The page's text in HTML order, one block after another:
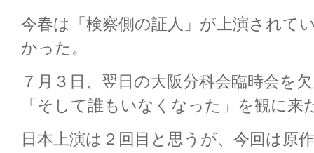
今春は「検察側の証人」が上演されて
かった。
７月３日、翌日の大阪分科会臨時会を
「そして誰もいなくなった」を観に来
日本上演は２回目と思うが、今回は原